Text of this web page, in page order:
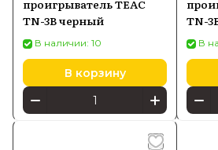
проигрыватель TEAC
TN-3B черный
В наличии: 10
В корзину
TN-
В